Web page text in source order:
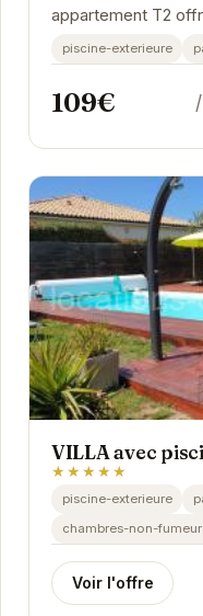
appartement T2
pour un séjour
piscine-exterieure
109€
VILLA avec
★★★★★
piscine-exterieure
chambres-non-
Voir l'offre